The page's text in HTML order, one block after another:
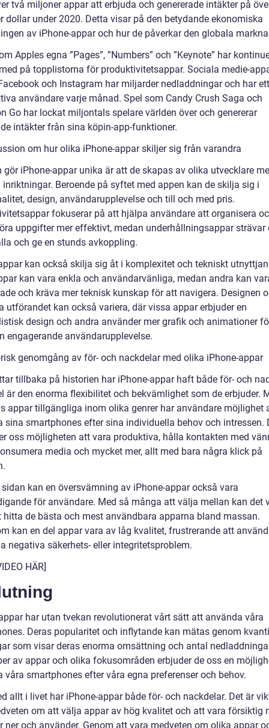
två miljoner appar att erbjuda och genererade intäkter på
dollar under 2020. Detta visar på den betydande ekonomiska
av iPhone-appar och hur de påverkar den globala
Apples egna ”Pages”, ”Numbers” och ”Keynote” har
på topplistorna för produktivitetsappar. Sociala medie-
och Instagram har miljarder nedladdningar och har
användare varje månad. Spel som Candy Crush Saga och
Go har lockat miljontals spelare världen över och genererar
intäkter från sina köpin-app-funktioner.
om hur olika iPhone-appar skiljer sig från varandra
gör iPhone-appar unika är att de skapas av olika utvecklare
Beroende på syftet med appen kan de skilja sig i
design, användarupplevelse och till och med pris.
fokuserar på att hjälpa användare att organisera
uppgifter mer effektivt, medan underhållningsappar strävar
och ge en stunds avkoppling.
kan också skilja sig åt i komplexitet och tekniskt
kan vara enkla och användarvänliga, medan andra kan
och kräva mer teknisk kunskap för att navigera. Designen
utförandet kan också variera, där vissa appar erbjuder en
design och andra använder mer grafik och animationer
engagerande användarupplevelse.
genomgång av för- och nackdelar med olika iPhone-appar
tillbaka på historien har iPhone-appar haft både för- och
är den enorma flexibilitet och bekvämlighet som de erbjuder.
appar tillgängliga inom olika genrer har användare möjlighet
sina smartphones efter sina individuella behov och intressen.
oss möjligheten att vara produktiva, hålla kontakten med
media och mycket mer, allt med bara några klick på
kan en översvämning av iPhone-appar också vara
för användare. Med så många att välja mellan kan det
hitta de bästa och mest användbara apparna bland massan.
kan en del appar vara av låg kvalitet, frustrerande att
negativa säkerhets- eller integritetsproblem.
HÄR]
har utan tvekan revolutionerat vårt sätt att använda våra
Deras popularitet och inflytande kan mätas genom
som visar deras enorma omsättning och antal
av appar och olika fokusområden erbjuder de oss en
våra smartphones efter våra egna preferenser och behov.
allt i livet har iPhone-appar både för- och nackdelar. Det är
om att välja appar av hög kvalitet och att vara försiktig
ner och använder. Genom att vara medveten om olika appar